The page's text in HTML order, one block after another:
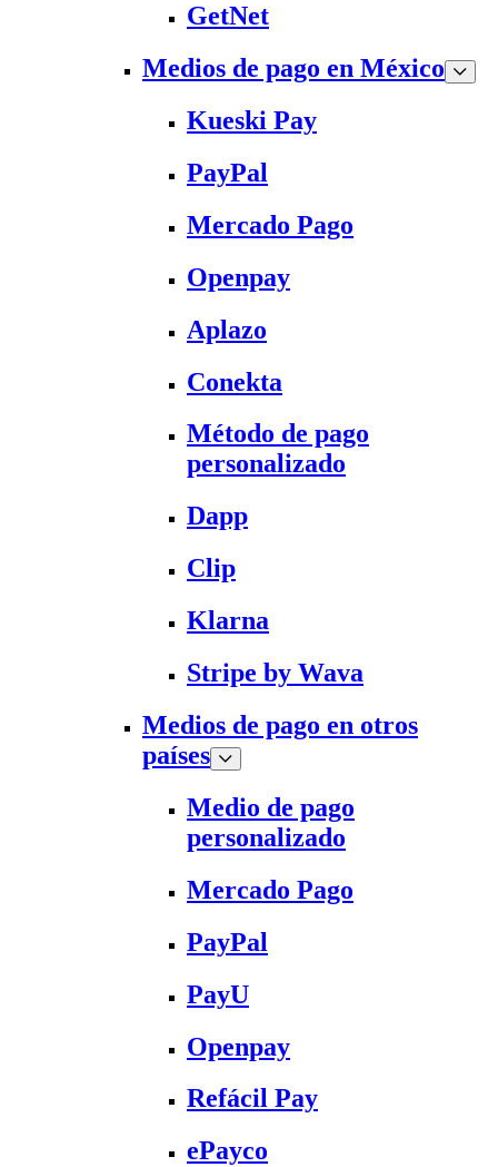
GetNet
Medios de pago en México
Kueski Pay
PayPal
Mercado Pago
Openpay
Aplazo
Conekta
Método de pago
personalizado
Dapp
Clip
Klarna
Stripe by Wava
Medios de pago en otros
países
Medio de pago
personalizado
Mercado Pago
PayPal
PayU
Openpay
Refácil Pay
ePayco